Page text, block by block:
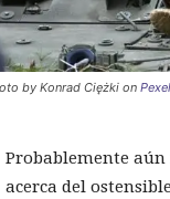
by Konrad Ciężki on
Probablemente
acerca del